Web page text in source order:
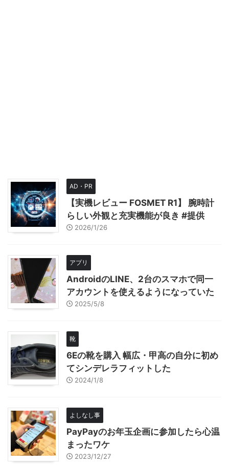
AD・PR
【実機レビュー FOSMET R1】 腕時計
らしい外観と充実機能が良き #提供
2026/1/26
アプリ
AndroidのLINE、2台のスマホで同一
アカウントを使えるようになっていた
2025/5/8
靴
6Eの靴を購入 幅広・甲高の自分に初め
てシンデレラフィットした
2024/1/8
よしなし事
PayPayのお年玉企画に参加したら心温
まったワケ
2023/12/27